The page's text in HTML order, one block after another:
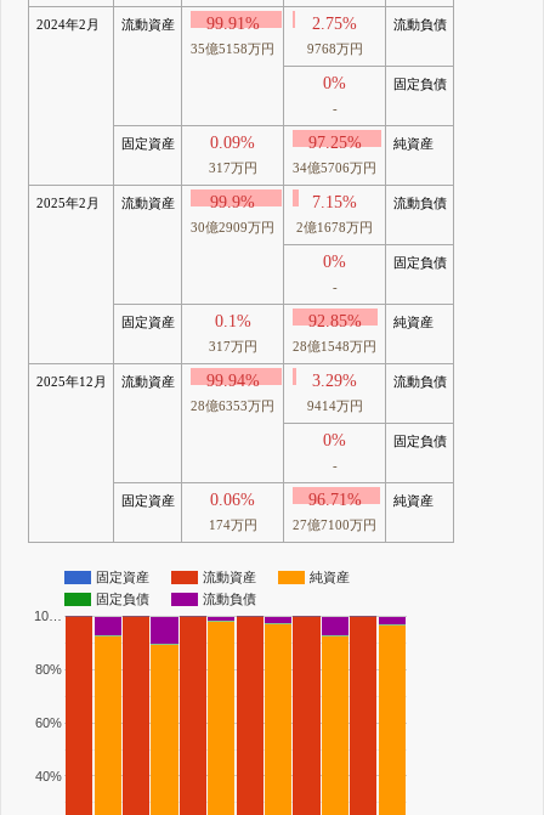
2024年2月 流動資産 99.91%
35億5158万円
2.75%
9768万円
流動負債
0%
-
固定負債
固定資産 0.09%
317万円
97.25%
34億5706万円
純資産
2025年2月 流動資産 99.9%
30億2909万円
7.15%
2億1678万円
流動負債
0%
-
固定負債
固定資産 0.1%
317万円
92.85%
28億1548万円
純資産
2025年12月 流動資産 99.94%
28億6353万円
3.29%
9414万円
流動負債
0%
-
固定負債
固定資産 0.06%
174万円
96.71%
27億7100万円
純資産
固定資産 流動資産
純資産
固定負債
流動負債
40%
60%
80%
10…